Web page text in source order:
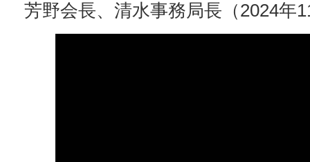
芳野会長、清水事務局長（2024年